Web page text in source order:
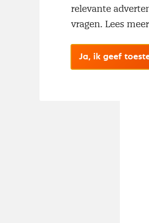
relevante
vragen. Lees
Ja, ik geef